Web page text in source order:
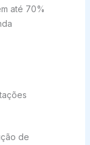
até 70%
de